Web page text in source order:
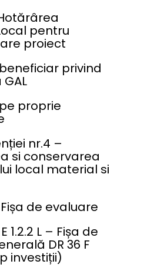
pentru
proiect
privind
proprie
nr.4 –
si conservarea
local material si
de evaluare
1.2.2 L – Fișa de
DR 36 F
investiții)